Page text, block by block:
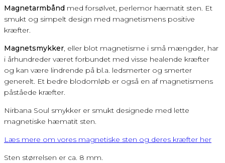
Magnetarmbånd med forsølvet, perlemor hæmatit sten. Et
smukt og simpelt design med magnetismens positive
kræfter.
Magnetsmykker, eller blot magnetisme i små mængder, har
i århundreder været forbundet med visse healende kræfter
og kan være lindrende på bl.a. ledsmerter og smerter
generelt. Et bedre blodomløb er også en af magnetismens
påståede kræfter.
Nirbana Soul smykker er smukt designede med lette
magnetiske hæmatit sten.
Læs mere om vores magnetiske sten og deres kræfter her
Sten størrelsen er ca. 8 mm.